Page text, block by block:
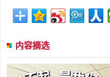
内容摘选